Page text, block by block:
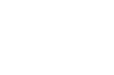
para tus proyectos y
lo que tenemos para
y copas en Sodimac.
de renovación y decoración.